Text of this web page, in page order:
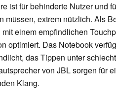
ist für behinderte Nutzer und
müssen, extrem nützlich. Als
einem empfindlichen
optimiert. Das Notebook
das Tippen unter
von JBL sorgen für
Klang.